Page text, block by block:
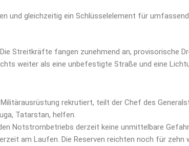
und gleichzeitig ein Schlüsselelement für
Streitkräfte fangen zunehmend an, provisorische
weiter als eine unbefestigte Straße und eine
rekrutiert, teilt der Chef des
Tatarstan, helfen.
Notstrombetriebs derzeit keine unmittelbare
am Laufen. Die Reserven reichten noch für zehn